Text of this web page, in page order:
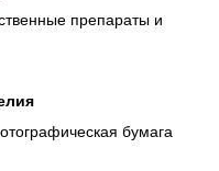
препараты и
бумага